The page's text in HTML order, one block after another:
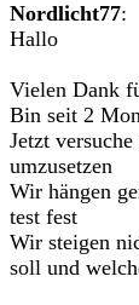
Nordlicht77:
Hallo
Vielen Dank
Bin seit 2
Jetzt
umzusetzen
Wir hängen
test fest
Wir steigen
soll und